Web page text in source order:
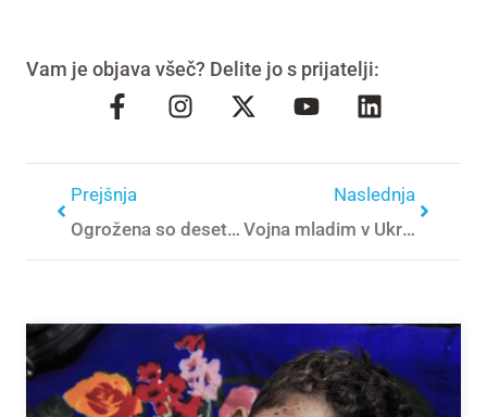
Vam je objava všeč? Delite jo s prijatelji:
Prejšnja
Ogrožena so desetletja napredka pri zmanjševanju števila mrtvorojenih otrok in smrti med otroki
Naslednja
Vojna mladim v Ukrajini jemlje upanje za prihodnost